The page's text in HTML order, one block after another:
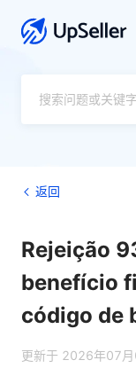
返回
Rejeição
benefício
código de
更新于 2026年07